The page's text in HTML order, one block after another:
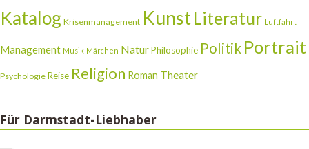
Katalog Krisenmanagement KunstLiteratur Luftfahrt
Management Musik Märchen NaturPhilosophie Politik Portrait
Psychologie Reise Religion Roman Theater
Für Darmstadt-Liebhaber